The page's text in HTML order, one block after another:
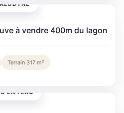
à vendre 400m du lagon
Terrain 317 m²
EN FLAC